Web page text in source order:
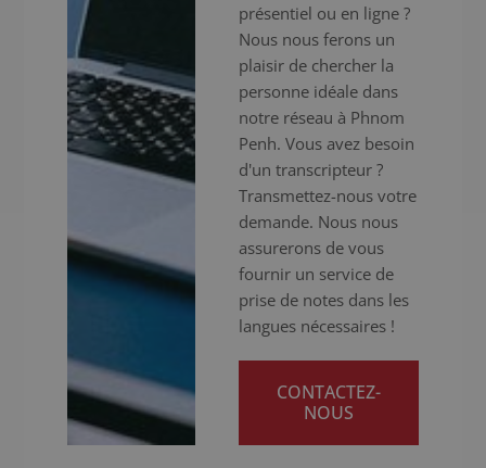
présentiel ou en ligne ?
Nous nous ferons un
plaisir de chercher la
personne idéale dans
notre réseau à Phnom
Penh. Vous avez besoin
d'un transcripteur ?
Transmettez-nous votre
demande. Nous nous
assurerons de vous
fournir un service de
prise de notes dans les
langues nécessaires !
CONTACTEZ-
NOUS